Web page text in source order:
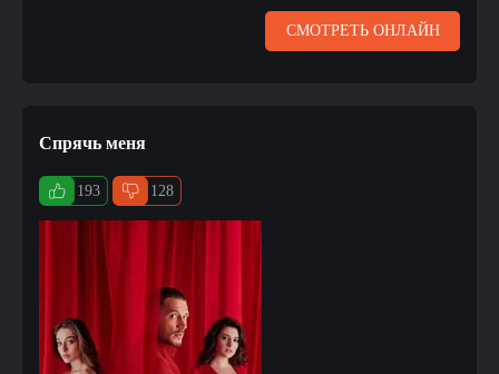
СМОТРЕТЬ ОНЛАЙН
Спрячь меня
193 128